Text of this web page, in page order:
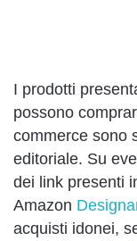
I prodotti
possono
commerce sono
editoriale. Su
dei link presenti
Amazon
acquisti idonei,